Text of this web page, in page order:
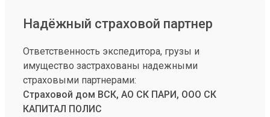
Надёжный страховой партнер
Ответственность экспедитора, грузы и
имущество застрахованы надежными
страховыми партнерами:
Страховой дом ВСК, АО СК ПАРИ, ООО СК
КАПИТАЛ ПОЛИС